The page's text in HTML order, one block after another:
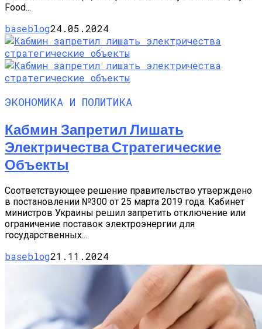
Food...
baseblog24.05.2024
ЭКОНОМИКА И ПОЛИТИКА
Кабмин Запретил Лишать
Электричества Стратегические
Объекты
Соответствующее решение правительство утверждено
в постановлении №300 от 25 марта 2019 года. Кабинет
министров Украины решил запретить отключение или
ограничение поставок электроэнергии для
государственных...
baseblog21.11.2024